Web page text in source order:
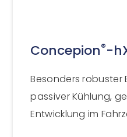
Concepion®-
Besonders robuster
passiver Kühlung,
Entwicklung im